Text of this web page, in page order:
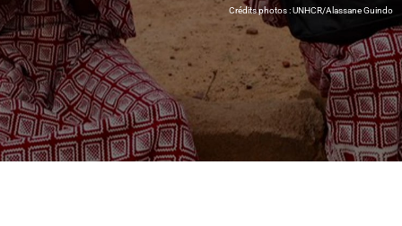
Crédits photos : UNHCR/Alassane Guindo